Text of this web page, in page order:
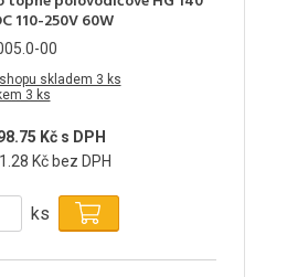
110-250V 60W
00
skladem 3 ks
3 ks
Kč s DPH
Kč bez DPH
ks